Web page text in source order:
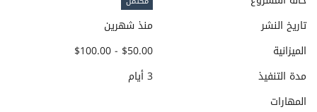
تاريخ النشر
منذ شهرين
الميزانية
$50.00 - $100.00
مدة التنفيذ
3 أيام
المهارات